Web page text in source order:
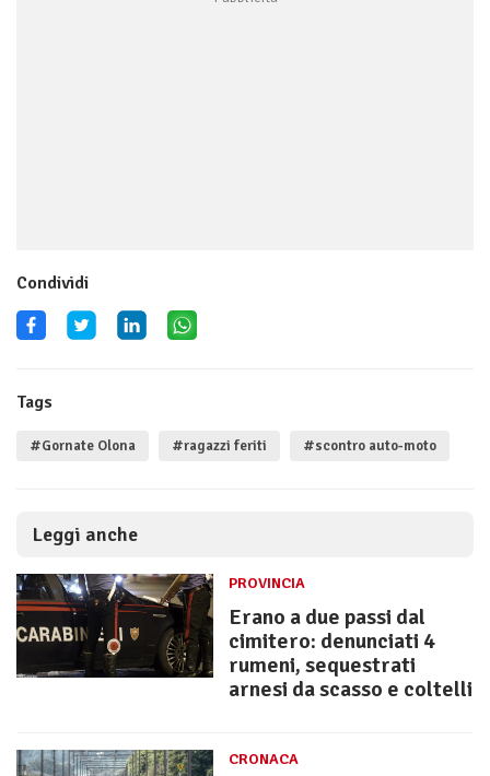
Condividi
Tags
#Gornate Olona #ragazzi feriti #scontro auto-moto
Leggi anche
PROVINCIA
Erano a due passi dal
cimitero: denunciati 4
rumeni, sequestrati
arnesi da scasso e coltelli
CRONACA